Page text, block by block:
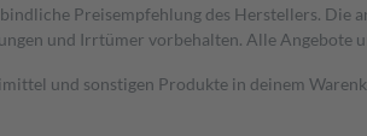
Preisempfehlung des Herstellers. Die
und Irrtümer vorbehalten. Alle Angebote
und sonstigen Produkte in deinem